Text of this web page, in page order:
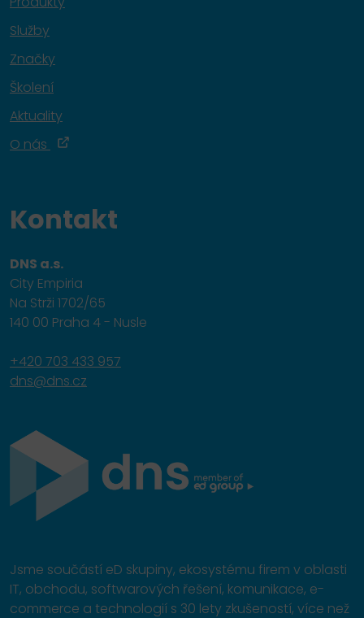
Služby
Značky
Školení
Aktuality
O nás
Kontakt
DNS a.s.
City Empiria
Na Strži 1702/65
140 00 Praha 4 - Nusle
+420 703 433 957
dns@dns.cz
Jsme součástí eD skupiny, ekosystému firem v oblasti
IT, obchodu, softwarových řešení, komunikace, e-
commerce a technologií s 30 lety zkušeností, více než